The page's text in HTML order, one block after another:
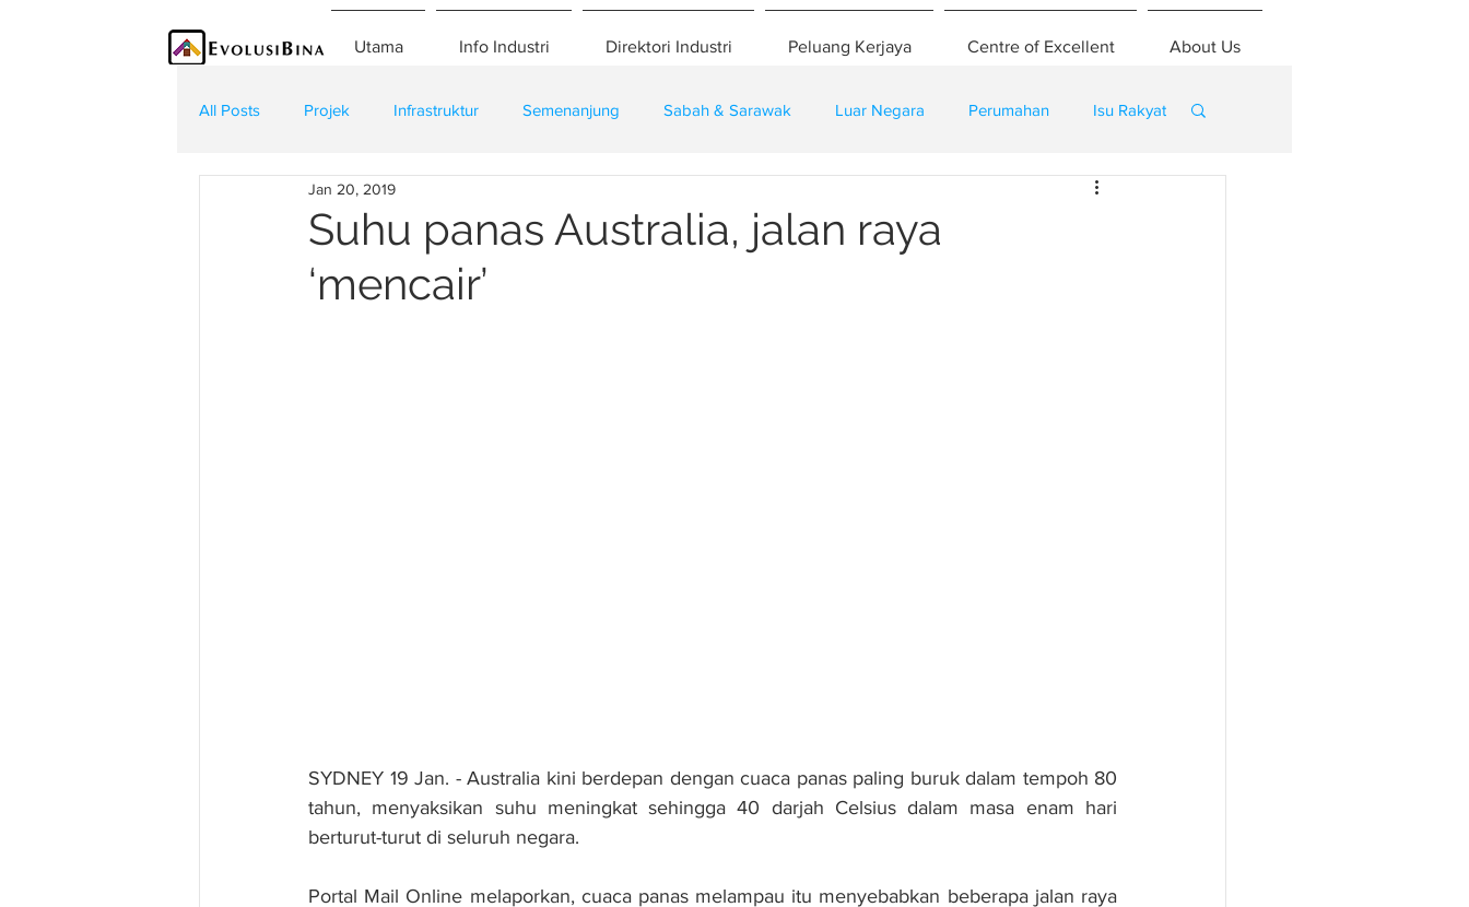
Utama Info Industri Direktori Industri Peluang Kerjaya Centre of Excellent About Us
All Posts Projek Infrastruktur Semenanjung Sabah & Sarawak Luar Negara Perumahan Isu Rakyat
Teknologi Kontraktor
Suhu panas Australia, jalan raya
‘mencair’
Jan 20, 2019
SYDNEY 19 Jan. - Australia kini ber­de­pan dengan cuaca panas paling buruk dalam tempoh 80
tahun, menyaksikan suhu meningkat sehingga 40 darjah Celsius dalam masa enam hari
berturut-turut di seluruh negara.
Portal Mail Online melaporkan, cu­a­ca panas melampau itu menyebabkan beberapa jalan raya